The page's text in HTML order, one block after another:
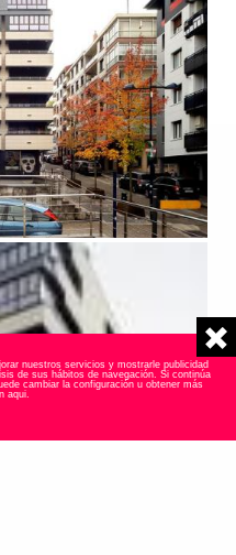
nuestros servicios y mostrarle publicidad
de sus hábitos de navegación. Si continúa
cambiar la configuración u obtener más
aqui.